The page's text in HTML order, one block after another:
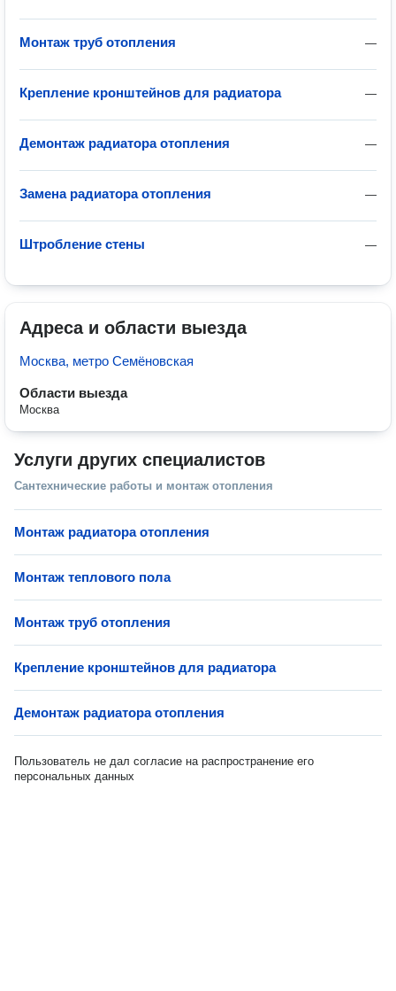
—
Монтаж труб отопления
—
Крепление кронштейнов для радиатора
—
Демонтаж радиатора отопления
—
Замена радиатора отопления
—
Штробление стены
Адреса и области выезда
Москва, метро Семёновская
Области выезда
Москва
Услуги других специалистов
Сантехнические работы и монтаж отопления
Монтаж радиатора отопления
Монтаж теплового пола
Монтаж труб отопления
Крепление кронштейнов для радиатора
Демонтаж радиатора отопления
Пользователь не дал согласие на распространение его
персональных данных